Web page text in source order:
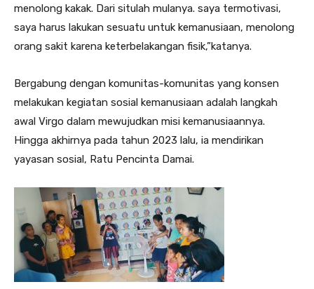
menolong kakak. Dari situlah mulanya. saya termotivasi,
saya harus lakukan sesuatu untuk kemanusiaan, menolong
orang sakit karena keterbelakangan fisik,”katanya.
Bergabung dengan komunitas-komunitas yang konsen
melakukan kegiatan sosial kemanusiaan adalah langkah
awal Virgo dalam mewujudkan misi kemanusiaannya.
Hingga akhirnya pada tahun 2023 lalu, ia mendirikan
yayasan sosial, Ratu Pencinta Damai.